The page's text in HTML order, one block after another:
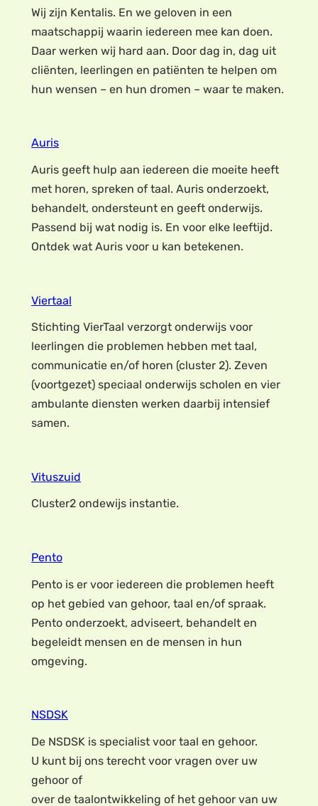
Wij zijn Kentalis. En we geloven in een
maatschappij waarin iedereen mee kan doen.
Daar werken wij hard aan. Door dag in, dag uit
cliënten, leerlingen en patiënten te helpen om
hun wensen – en hun dromen – waar te maken.
Auris
Auris geeft hulp aan iedereen die moeite heeft
met horen, spreken of taal. Auris onderzoekt,
behandelt, ondersteunt en geeft onderwijs.
Passend bij wat nodig is. En voor elke leeftijd.
Ontdek wat Auris voor u kan betekenen.
Viertaal
Stichting VierTaal verzorgt onderwijs voor
leerlingen die problemen hebben met taal,
communicatie en/of horen (cluster 2). Zeven
(voortgezet) speciaal onderwijs scholen en vier
ambulante diensten werken daarbij intensief
samen.
Vituszuid
Cluster2 ondewijs instantie.
Pento
Pento is er voor iedereen die problemen heeft
op het gebied van gehoor, taal en/of spraak.
Pento onderzoekt, adviseert, behandelt en
begeleidt mensen en de mensen in hun
omgeving.
NSDSK
De NSDSK is specialist voor taal en gehoor.
U kunt bij ons terecht voor vragen over uw
gehoor of
over de taalontwikkeling of het gehoor van uw